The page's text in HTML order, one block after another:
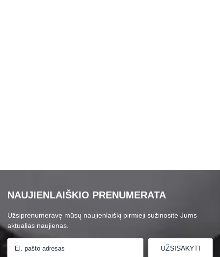
NAUJIENLAIŠKIO PRENUMERATA
Užsiprenumeravę mūsų naujienlaiškį pirmieji sužinosite Jums
aktualias naujienas.